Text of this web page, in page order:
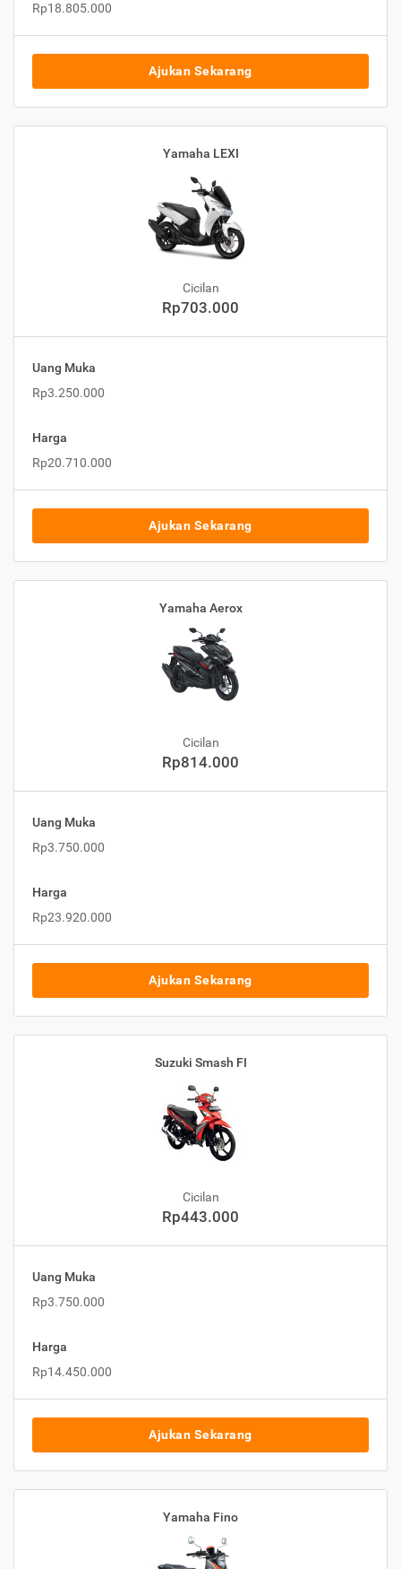
Rp18.805.000
Ajukan Sekarang
Yamaha LEXI
Cicilan
Rp703.000
Uang Muka
Rp3.250.000
Harga
Rp20.710.000
Ajukan Sekarang
Yamaha Aerox
Cicilan
Rp814.000
Uang Muka
Rp3.750.000
Harga
Rp23.920.000
Ajukan Sekarang
Suzuki Smash FI
Cicilan
Rp443.000
Uang Muka
Rp3.750.000
Harga
Rp14.450.000
Ajukan Sekarang
Yamaha Fino